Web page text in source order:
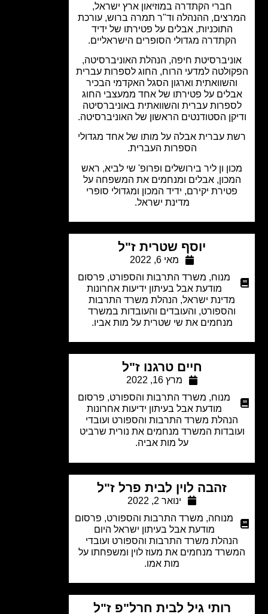
חברי הקתדרה במוזיאון ארץ ישראל,
ההנהלה וד"ר תמרה ברוש, עורכת
התוכניות, אבלים על פטירתו של ידיד
הקתדרה מגדולי הסופרים הישראליים.
חיפה, הנהלת האוניברסיטה,
למדעי הרוח, החוג לספרות עברית
וארגון הסגל האקדמי הבכיר
על פטירתו של אחד ממעצבי החוג
עברית והשוואתית באוניברסיטה
הסטודנטים הראשון של האוניברסיטה.
עברית אבלה על מותו של אחד מגדולי
הספרות העברית.
ון ליר בירושלים ופרופ' שי לביא, ראש
אבלים ומנחמים את המשפחה על
יקירם, ידיד המכון ומגדולי סופרי
מדינת ישראל.
יוסף שטרית ז"ל
מאי 6, 2022
מנוח, משרד התרבות והספורט,פרסום
מודעת אבל בעיתון ידיעות אחרונות
מדינת ישראל, הנהלת משרד התרבות
והספורט, והעובדים והעובדות במשרד
מנחמים את שי שטרית על מות אביו.
חיים טרגנו ז"ל
מרץ 16, 2022
מנוח, משרד התרבות והספורט,פרסום
מודעת אבל בעיתון ידיעות אחרונות
משרד התרבות והספורט ועובדי
המשרד מנחמים את נורית שרביט
על מות אביה.
זהבה לוין לבית פרל ז"ל
ינואר 2, 2022
מנוחה
משרד התרבות והספורט,פרסום
מודעת אבל בעיתון ישראל היום
משרד התרבות והספורט ועובדי
מנחמים את מעוז לוין ומשפחתו על
מות אמו.
רותי גיל לבית חרל"פ ז"ל